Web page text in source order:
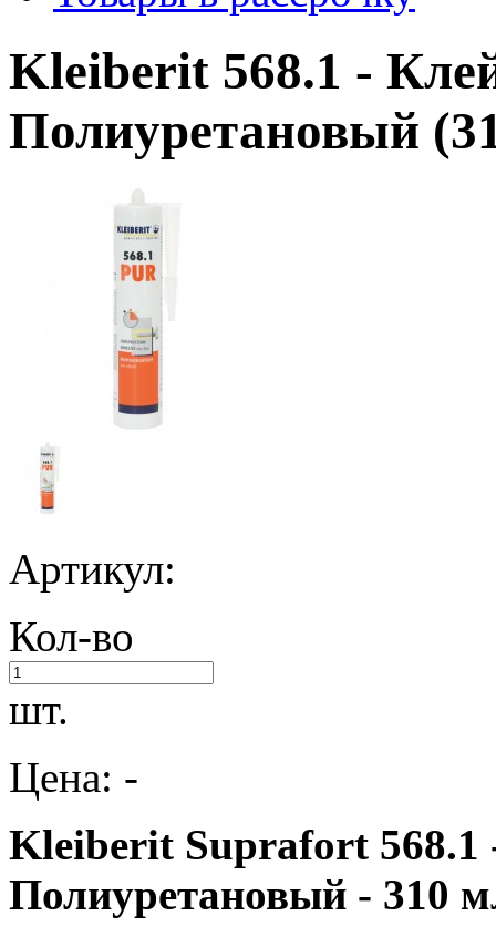
Kleiberit 568.1 -
Полиуретановый
Артикул:
Кол-во
шт.
Цена: -
Kleiberit Suprafort
Полиуретановый - 310